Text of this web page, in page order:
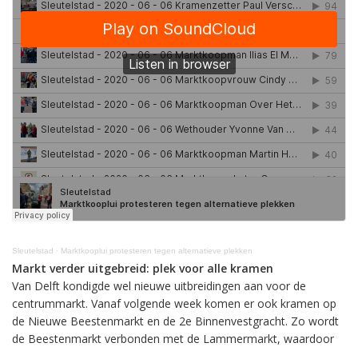
Sleutelstad · Marktkooplui protesteren tegen alternatieve plekken
Markt verder uitgebreid: plek voor alle kramen
Van Delft kondigde wel nieuwe uitbreidingen aan voor de
centrummarkt. Vanaf volgende week komen er ook kramen op
de Nieuwe Beestenmarkt en de 2e Binnenvestgracht. Zo wordt
de Beestenmarkt verbonden met de Lammermarkt, waardoor